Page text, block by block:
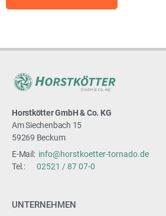
Horstkötter GmbH & Co. KG
Am Siechenbach 15
59269 Beckum
E-Mail: info@horstkoetter-tornado.de
Tel.:02521 / 87 07-0
UNTERNEHMEN